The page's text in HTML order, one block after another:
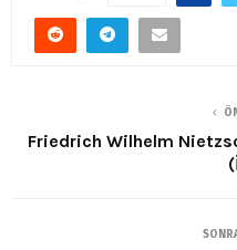
Friedrich Wilhelm